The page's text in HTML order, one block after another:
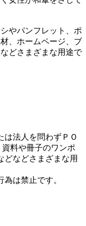
やパンフレット、ポ
、ホームページ、ブ
どさまざまな用途で
は法人を問わずＰＯ
料や冊子のワンポ
どなどさまざまな用
は禁止です。